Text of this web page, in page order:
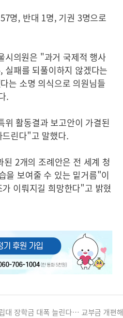
명, 반대 1명, 기권 3명으로
시의원은 "과거 국제적 행사
실패를 되풀이하지 않겠다는
는 소명 의식으로 의원님들
.
위 활동결과 보고안이 가결된
린다"고 말했다.
2개의 조례안은 전 세계 청
을 보여줄 수 있는 밑거름"이
이뤄지길 희망한다"고 밝혔
학금 대폭 늘린다… 교부금 개편해 미래인재 양성"